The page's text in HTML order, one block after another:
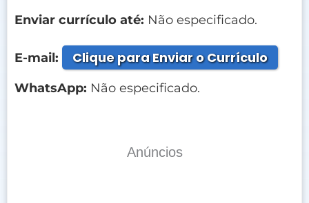
Enviar currículo até: Não especificado.
E-mail: Clique para Enviar o Currículo
WhatsApp: Não especificado.
Anúncios